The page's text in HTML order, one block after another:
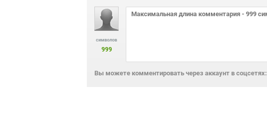
символов
999
Вы можете комментировать через аккаунт в соцсетях: